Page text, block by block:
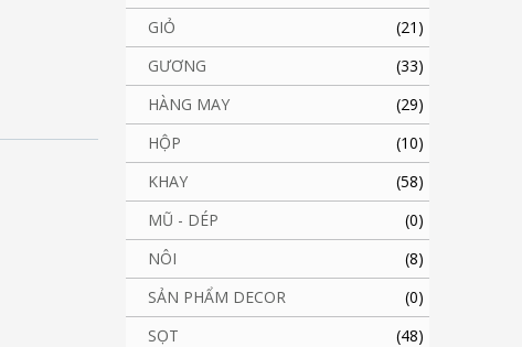
GIỎ
(21)
GƯƠNG
(33)
HÀNG MAY
(29)
HỘP
(10)
KHAY
(58)
MŨ - DÉP
(0)
NÔI
(8)
SẢN PHẨM DECOR
(0)
SỌT
(48)